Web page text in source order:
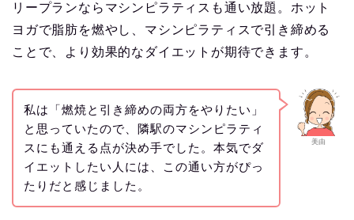
リープランならマシンピラティスも通い放題。ホット
ヨガで脂肪を燃やし、マシンピラティスで引き締める
ことで、より効果的なダイエットが期待できます。
美由
私は「燃焼と引き締めの両方をやりたい」
と思っていたので、隣駅のマシンピラティ
スにも通える点が決め手でした。本気でダ
イエットしたい人には、この通い方がぴっ
たりだと感じました。